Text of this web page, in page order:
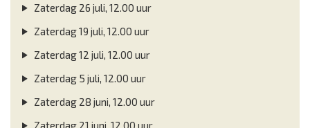
Zaterdag 26 juli, 12.00 uur
Zaterdag 19 juli, 12.00 uur
Zaterdag 12 juli, 12.00 uur
Zaterdag 5 juli, 12.00 uur
Zaterdag 28 juni, 12.00 uur
Zaterdag 21 juni, 12.00 uur